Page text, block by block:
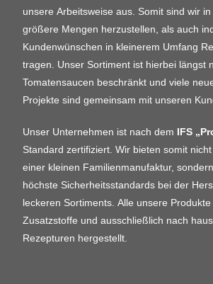
unsere Arbeitsweise aus. Somit sind wir
größere Mengen herzustellen, als auch
Kundenwünschen in kleinerem Umfang
tragen. Unser Sortiment ist hierbei längst
Tomatensaucen beschränkt und viele
Projekte sind gemeinsam mit unseren
Unser Unternehmen ist nach dem IFS
Standard zertifiziert. Wir bieten somit
einer kleinen Familienmanufaktur,
höchste Sicherheitsstandards bei der
leckeren Sortiments.Alle unsere
Zusatzstoffe und ausschließlich nach
Rezepturen hergestellt.